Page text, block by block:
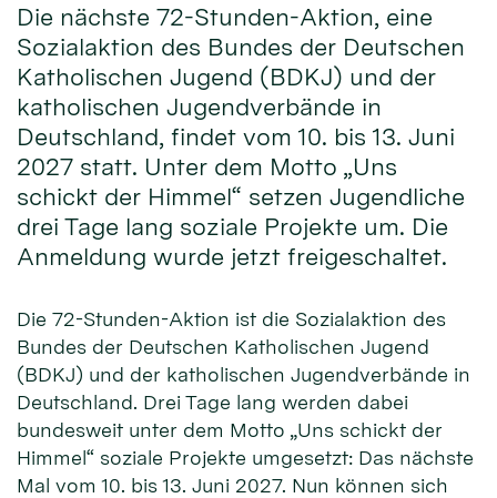
Die nächste 72-Stunden-Aktion, eine
Sozialaktion des Bundes der Deutschen
Katholischen Jugend (BDKJ) und der
katholischen Jugendverbände in
Deutschland, findet vom 10. bis 13. Juni
2027 statt. Unter dem Motto „Uns
schickt der Himmel“ setzen Jugendliche
drei Tage lang soziale Projekte um. Die
Anmeldung wurde jetzt freigeschaltet.
Die 72-Stunden-Aktion ist die Sozialaktion des
Bundes der Deutschen Katholischen Jugend
(BDKJ) und der katholischen Jugendverbände in
Deutschland. Drei Tage lang werden dabei
bundesweit unter dem Motto „Uns schickt der
Himmel“ soziale Projekte umgesetzt: Das nächste
Mal vom 10. bis 13. Juni 2027. Nun können sich